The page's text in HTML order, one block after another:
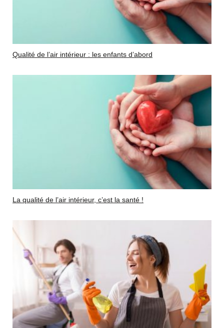
Qualité de l’air intérieur : les enfants d’abord
La qualité de l’air intérieur, c’est la santé !